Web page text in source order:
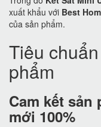
xuất khẩu với Best
của sản phẩm.
Tiêu
phẩm
Cam kết sản
mới 100%